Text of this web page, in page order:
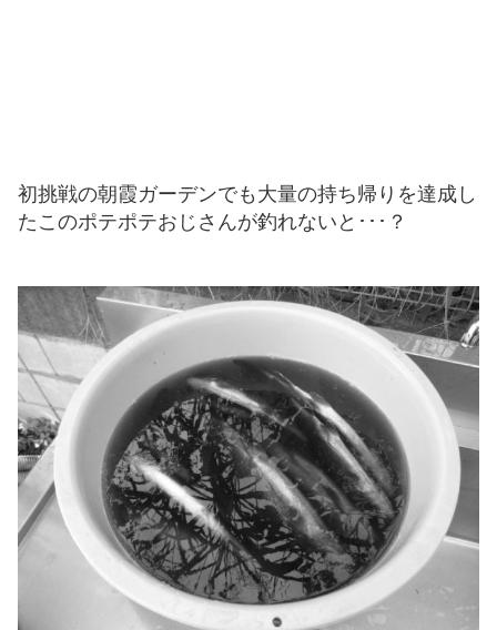
初挑戦の朝霞ガーデンでも大量の持ち帰りを達成し
たこのポテポテおじさんが釣れないと･･･？